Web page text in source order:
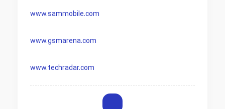
www.sammobile.com
www.gsmarena.com
www.techradar.com